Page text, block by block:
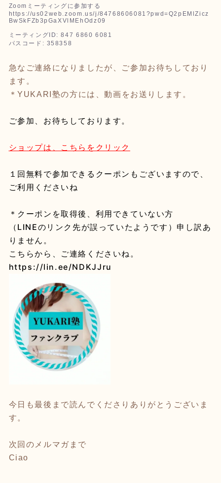
Zoomミーティングに参加する
https://us02web.zoom.us/j/84768606081?pwd=Q2pEMlZicz
BwSkFZb3pGaXVlMEhOdz09
ミーティングID: 847 6860 6081
パスコード: 358358
急なご連絡になりましたが、ご参加お待ちしており
ます。
＊YUKARI塾の方には、動画をお送りします。
ご参加、お待ちしております。
ショップは、こちらをクリック
１回無料で参加できるクーポンもございますので、
ご利用くださいね
＊クーポンを取得後、利用できていない方
（LINEのリンク先が誤っていたようです）申し訳あ
りません。
こちらから、ご連絡くださいね。
https://lin.ee/NDKJJru
今日も最後まで読んでくださりありがとうございま
す。
次回のメルマガまで
Ciao